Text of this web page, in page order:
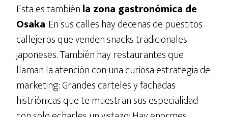
Esta es tambiénla zona gastronómica de
Osaka. En sus calles hay decenas de puestitos
callejeros que venden snacks tradicionales
japoneses. También hay restaurantes que
llaman la atención con una curiosa estrategia de
marketing: Grandes carteles y fachadas
histriónicas que te muestran sus especialidad